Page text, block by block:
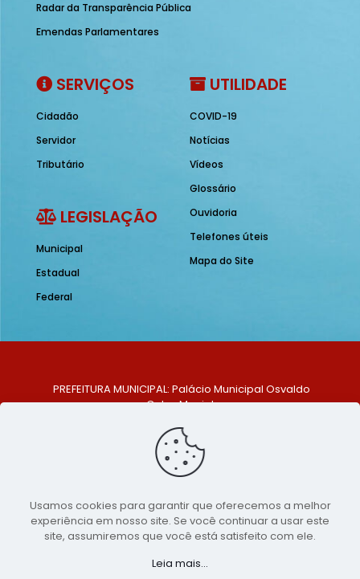
Radar da Transparência Pública
Emendas Parlamentares
SERVIÇOS
Cidadão
Servidor
Tributário
LEGISLAÇÃO
Municipal
Estadual
Federal
UTILIDADE
COVID-19
Notícias
Vídeos
Glossário
Ouvidoria
Telefones úteis
Mapa do Site
PREFEITURA MUNICIPAL: Palácio Municipal Osvaldo
Celso Maciel
Centro, São Bento do Una - PE. CEP: 553370-128
TELEFONE: (81) 99548-1569
E-MAIL: ouvidoria@saobentodouna.pe.gov.br
Copyright 2021-2026 - Assessoria de Comunicação da
Prefeitura de São Bento do Una - PE
Usamos cookies para garantir que oferecemos a melhor
experiência em nosso site. Se você continuar a usar este
site, assumiremos que você está satisfeito com ele.
Leia mais...